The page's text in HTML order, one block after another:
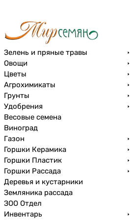
Зелень и пряные травы
Овощи
Цветы
Агрохимикаты
Грунты
Удобрения
Весовые семена
Виноград
Газон
Горшки Керамика
Горшки Пластик
Горшки Рассада
Деревья и кустарники
Земляника рассада
ЗОО Отдел
Инвентарь